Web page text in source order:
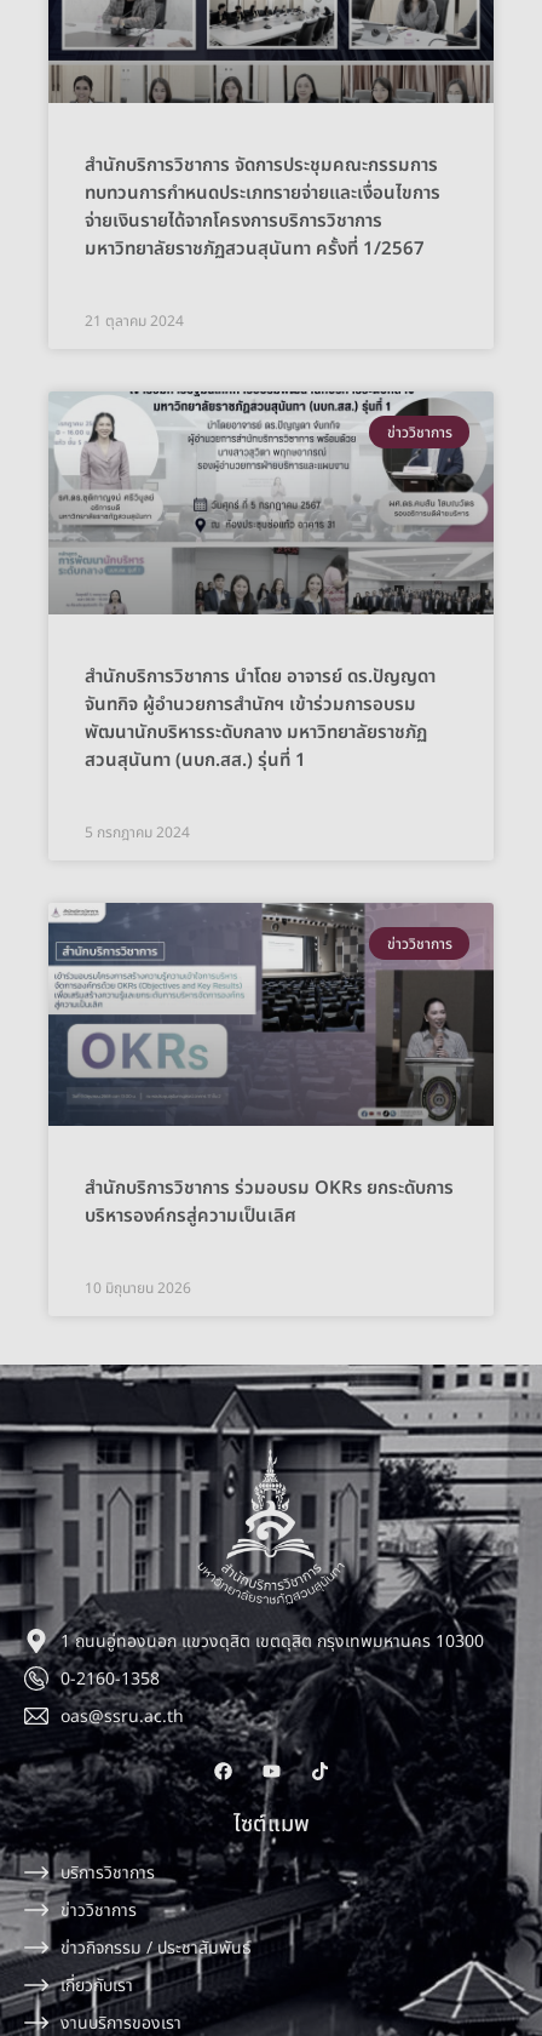
สำนักบริการวิชาการ จัดการประชุมคณะกรรมการ
ทบทวนการกำหนดประเภทรายจ่ายและเงื่อนไขการ
จ่ายเงินรายได้จากโครงการบริการวิชาการ
มหาวิทยาลัยราชภัฏสวนสุนันทา ครั้งที่ 1/2567
21 ตุลาคม 2024
ข่าววิชาการ
สำนักบริการวิชาการ นำโดย อาจารย์ ดร.ปัญญดา
จันทกิจ ผู้อำนวยการสำนักฯ เข้าร่วมการอบรม
พัฒนานักบริหารระดับกลาง มหาวิทยาลัยราชภัฏ
สวนสุนันทา (นบก.สส.) รุ่นที่ 1
5 กรกฎาคม 2024
ข่าววิชาการ
สำนักบริการวิชาการ ร่วมอบรม OKRs ยกระดับการ
บริหารองค์กรสู่ความเป็นเลิศ
10 มิถุนายน 2026
1 ถนนอู่ทองนอก แขวงดุสิต เขตดุสิต กรุงเทพมหานคร 10300
0-2160-1358
oas@ssru.ac.th
ไซต์แมพ
บริการวิชาการ
ข่าววิชาการ
ข่าวกิจกรรม / ประชาสัมพันธ์
เกี่ยวกับเรา
งานบริการของเรา